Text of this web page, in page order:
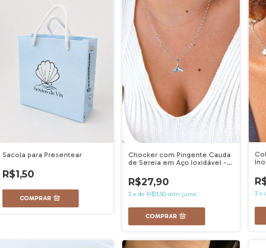
Sacola para Presentear
R$1,50
Chocker com Pingente Cauda
de Sereia em Aço Ioxidável -
R$27,90
3 xde R$9,30 sem juros 3 x